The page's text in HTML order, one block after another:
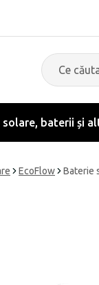
solare, baterii și
EcoFlow Baterie